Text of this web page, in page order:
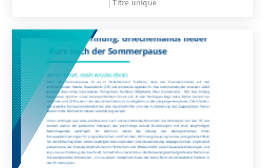
September 2025 hat der Multilaterale Dialog
Kurzüberblick über die Arbeit einiger in Genf
ansässigen UN-Organisationen und deren
Errungenschaften beleuchtet.
Titre unique